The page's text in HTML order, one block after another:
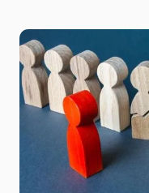
bulunuyordu